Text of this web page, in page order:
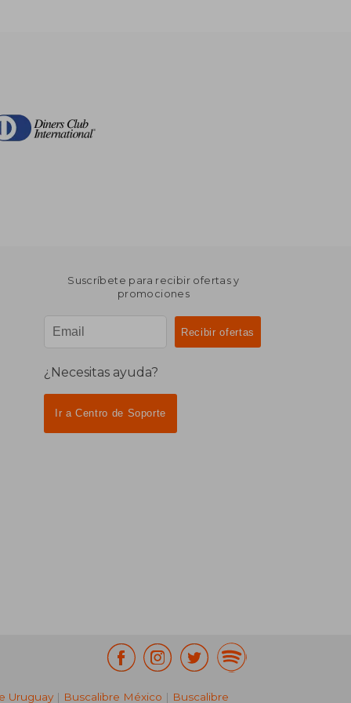
Suscríbete para recibir ofertas y
promociones
¿Necesitas ayuda?
Ir a Centro de Soporte
Uruguay | Buscalibre México | Buscalibre